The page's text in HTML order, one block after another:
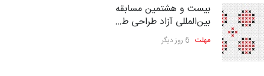
بیست و هشتمین مسابقه
بین‌المللی آزاد طراحی ط…
مهلت 6 روز دیگر